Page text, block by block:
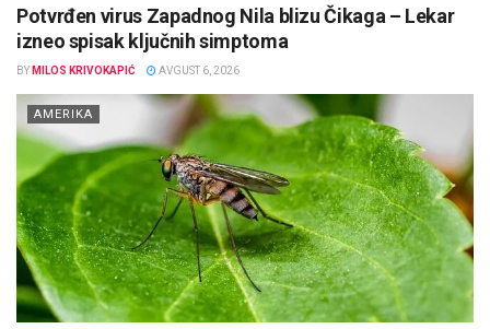
Potvrđen virus Zapadnog Nila blizu Čikaga – Lekar
izneo spisak ključnih simptoma
BY MILOS KRIVOKAPIĆ AVGUST 6, 2026
AMERIKA